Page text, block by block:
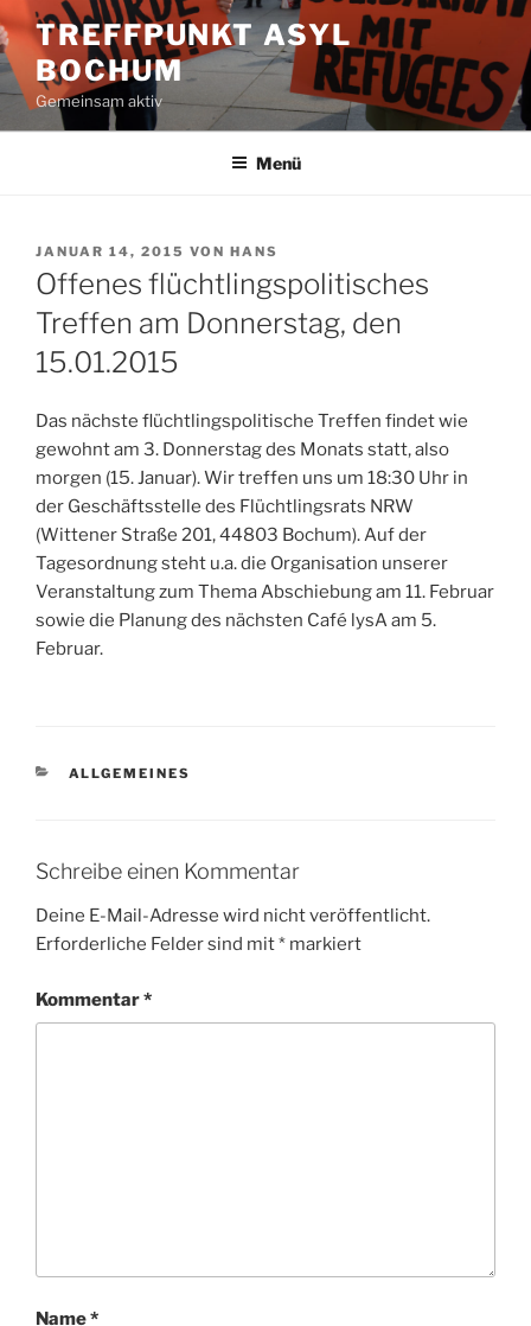
Zum
Inhalt
springen
TREFFPUNKT ASYL
BOCHUM
Gemeinsam aktiv
Menü
VERÖFFENTLICHT
AM
JANUAR 14, 2015 VON HANS
Offenes flüchtlingspolitisches
Treffen am Donnerstag, den
15.01.2015
Das nächste flüchtlingspolitische Treffen findet wie
gewohnt am 3. Donnerstag des Monats statt, also
morgen (15. Januar). Wir treffen uns um 18:30 Uhr in
der Geschäftsstelle des Flüchtlingsrats NRW
(Wittener Straße 201, 44803 Bochum). Auf der
Tagesordnung steht u.a. die Organisation unserer
Veranstaltung zum Thema Abschiebung am 11. Februar
sowie die Planung des nächsten Café lysA am 5.
Februar.
KATEGORIEN
ALLGEMEINES
Schreibe einen Kommentar
Deine E-Mail-Adresse wird nicht veröffentlicht.
Erforderliche Felder sind mit* markiert
Kommentar*
Name*